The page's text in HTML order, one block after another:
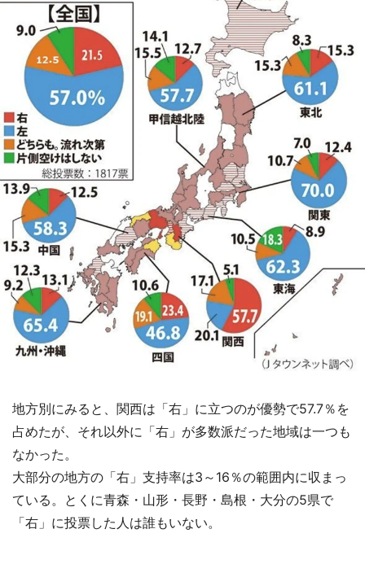
地方別にみると、関西は「右」に立つのが優勢で57.7％を
占めたが、それ以外に「右」が多数派だった地域は一つも
なかった。
大部分の地方の「右」支持率は3～16％の範囲内に収まっ
ている。とくに青森・山形・長野・島根・大分の5県で
「右」に投票した人は誰もいない。